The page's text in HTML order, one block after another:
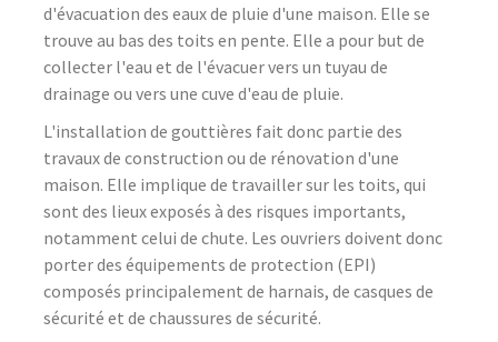
d'évacuation des eaux de pluie d'une maison. Elle se
trouve au bas des toits en pente. Elle a pour but de
collecter l'eau et de l'évacuer vers un tuyau de
drainage ou vers une cuve d'eau de pluie.
L'installation de gouttières fait donc partie des
travaux de construction ou de rénovation d'une
maison. Elle implique de travailler sur les toits, qui
sont des lieux exposés à des risques importants,
notamment celui de chute. Les ouvriers doivent donc
porter des équipements de protection (EPI)
composés principalement de harnais, de casques de
sécurité et de chaussures de sécurité.